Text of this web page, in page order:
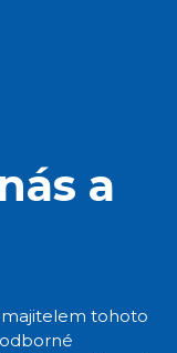
a
majitelem tohoto